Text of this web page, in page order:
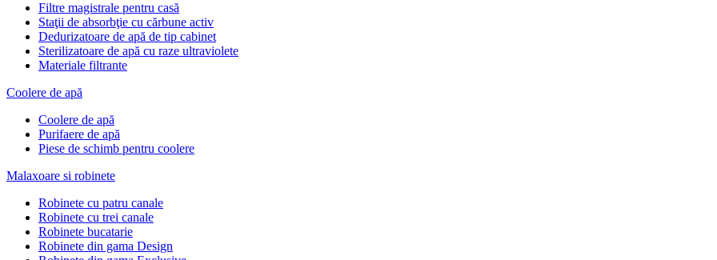
Filtre magistrale pentru casă
Staţii de absorbţie cu cărbune activ
Dedurizatoare de apă de tip cabinet
Sterilizatoare de apă cu raze ultraviolete
Materiale filtrante
Coolere de apă
Сoolere de apă
Purifaere de apă
Piese de schimb pentru coolere
Malaxoare si robinete
Robinete cu patru canale
Robinete cu trei canale
Robinete bucatarie
Robinete din gama Design